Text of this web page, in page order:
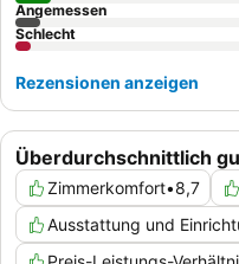
genießen.
Überdurchschnittlich
Zimmerkomfort•8,7
Ausstattung und
Angemessen
Schlecht
Rezensionen anzeigen